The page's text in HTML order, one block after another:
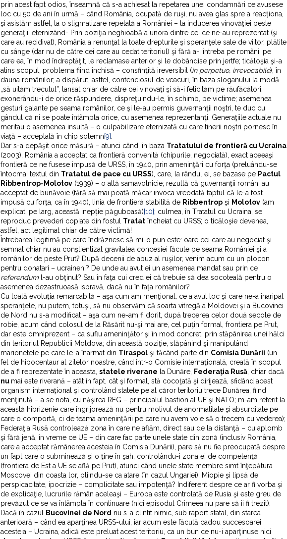
prin acest fapt odios, înseamnă că s-a achiesat la repetarea unei condamnări ce avusese
loc cu 50 de ani în urmă – când România, ocupată de ruşi, nu avea glas spre a reacţiona,
şi asistăm astfel, la o stigmatizare repetată a României – la inducerea vinovăţiei peste
generaţii, eternizând- Prin poziţia neghioabă a unora dintre cei ce ne-au reprezentat (şi
care au recidivat), România a renunţat la toate drepturile şi speranţele sale de viitor, plătite
cu sânge (dar nu de către cei care au cedat teritoriul) şi fără a-i întreba pe români, pe
care ea, în mod îndreptăţit, le reclamase anterior şi le dobândise prin jertfe; ticăloşia şi-a
atins scopul, problema fiind închisă – consfinţită ireversibil (in perpetuo, irrevocabile), în
dauna românilor; a dispărut, astfel, contenciosul de veacuri, în baza sloganului la modă
„să uităm trecutul”, lansat chiar de către cei vinovaţi şi să-i felicităm pe răufăcători,
exonerându-i de orice răspundere, dispreţuindu-le, în schimb, pe victime; asemenea
gesturi galante pe seama românilor, ce şi le-au permis guvernanţii noştri, te duc cu
gândul că ni se poate întâmpla orice, cu asemenea reprezentanţi. Generaţiile actuale nu
meritau o asemenea insultă – o culpabilizare eternizată cu care tinerii noştri pornesc în
viaţă – acceptată în chip solemn[9]
Dar s-a depăşit orice măsură – atunci când, în baza Tratatului de frontieră cu Ucraina
(2003), România a acceptat ca frontieră convenită (chipurile, negociată), exact aceeaşi
frontieră ce ne fusese impusă de URSS, în 1940, prin ameninţări cu forţa (preluându-se
întocmai textul din Tratatul de pace cu URSS), care, la rândul ei, se bazase pe Pactul
Ribbentrop-Molotov (1939) – o altă samavolnicie; rezultă că guvernanţii români au
acceptat de bunăvoie (fără să mai poată măcar invoca vreodată faptul că le-a fost
impusă cu forţa, ca în 1940), linia de frontieră stabilită de Ribbentrop şi Molotov (am
explicat, pe larg, această inepţie păguboasă)[10]; culmea, în Tratatul cu Ucraina, se
reproduc prevederi copiate din fostul Tratat încheiat cu URSS; o ticăloşie devenea,
astfel, act legitimat chiar de către victimă!
Întrebarea legitimă pe care îndrăznesc să mi-o pun este: oare cei care au negociat şi
semnat chiar nu au conştientizat gravitatea concesiei făcute pe seama României şi a
românilor de peste Prut? După decenii de abuz al ruşilor, venim acum cu un plocon
pentru donatari – ucraineni? De unde au avut ei un asemenea mandat sau prin ce
referenduml-au obţinut? Sau în faţa cui cred ei că trebuie să dea socoteală pentru o
asemenea dezastruoasă ispravă, dacă nu în faţa românilor?
Cu toată evoluţia remarcabilă – aşa cum am menţionat, ce a avut loc şi care ne-a înaripat
speranţele, nu putem, totuşi, să nu observăm că soarta vitregă a Moldovei şi a Bucovinei
de Nord nu s-a modificat – aşa cum ne-am fi dorit, după trecerea celor două secole de
robie, acum când colosul de la Răsărit nu-şi mai are, cel puţin formal, frontiera pe Prut,
dar este omniprezent – ca suflu ameninţător şi în mod concret, prin stăpânirea unei hălci
din teritoriul Republicii Moldova; din această poziţie, stăpânind şi manipulând
marionetele pe care le-a înarmat din Tiraspol şi făcând parte din Comisia Dunării (un
fel de hipocentaur al zilelor noastre, când într-o Comisie internaţională, creată în scopul
de a fi reprezentate în aceasta, statele riverane la Dunăre, Federaţia Rusă , chiar dacă
nu mai este riverană – atât în fapt, cât şi formal, stă cocoţată şi dirijează, sfidând acest
organism internaţional şi controlând statele pe al căror teritoriu trece Dunărea, fiind
menţinută – a se nota, cu năşirea RFG – principalul bastion al UE şi NATO; m-am referit la
această hibrizenie care îngrijorează nu pentru motivul de anormalitate şi absurditate pe
care o comportă, ci de teama ameninţării pe care nu avem voie să o trecem cu vederea);
Federaţia Rusă controlează zona în care ne aflăm, direct sau de la distanţă – cu aplomb
şi fără jenă, în vreme ce UE – din care fac parte unele state din zonă (inclusiv România,
care a acceptat rămânerea acesteia în Comisia Dunării), pare să nu fie preocupată despre
un fapt care o subminează şi o ţine în şah, controlându-i zona ei de competenţă
(frontiera de Est a UE se află pe Prut), atunci când unele state membre simt înţepătura
Moscovei din coasta lor, pliindu-se ca atare (în cazul Ungariei). Miopie şi lipsă de
perspicacitate, ipocrizie – complicitate sau impotenţă? Indiferent despre ce ar fi vorba şi
de explicaţie, lucrurile rămân aceleaşi – Europa este controlată de Rusia şi este greu de
prevăzut ce se va întâmpla în continuare (nici episodul Crimeea nu pare să îi fi trezit).
Dacă în cazul
Bucovinei de Nord nu s-a clintit nimic, sub raport statal, din starea
anterioară – când ea aparţinea URSS-ului, iar acum este făcută cadou succesoarei
acesteia – Ucraina, adică este preluat acest teritoriu, ca un bun ce nu-i aparţinuse nici